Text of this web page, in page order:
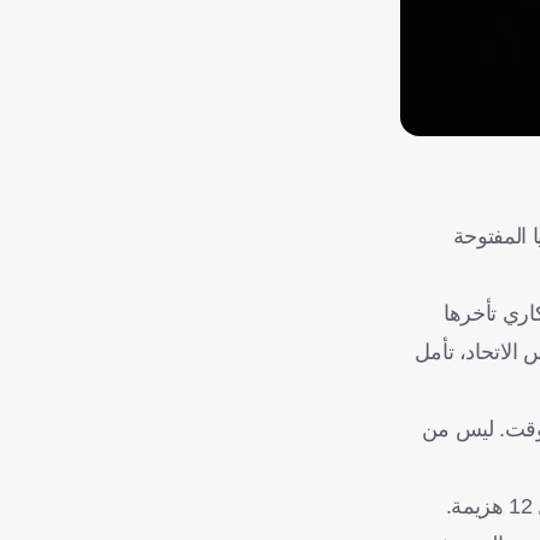
المفتوحة
ساكاري تأخرها
بدأتا موسم 2026 بتمثيل بلديهما في كأس الاتحاد، تأمل
ليس من